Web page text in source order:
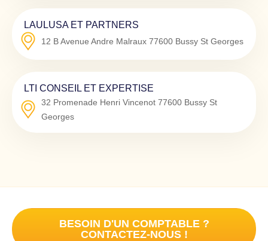
LAULUSA ET PARTNERS
12 B Avenue Andre Malraux 77600 Bussy St Georges
LTI CONSEIL ET EXPERTISE
32 Promenade Henri Vincenot 77600 Bussy St
Georges
BESOIN D'UN COMPTABLE ?
CONTACTEZ-NOUS !